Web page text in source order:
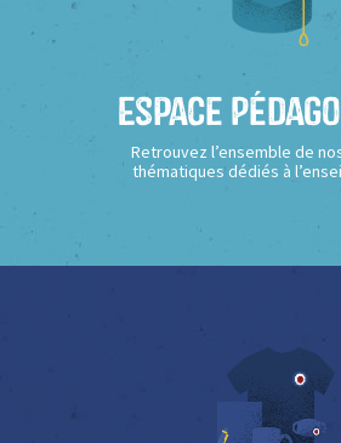
Espace
Retrouvez l’ensemble de
thématiques dédiés à